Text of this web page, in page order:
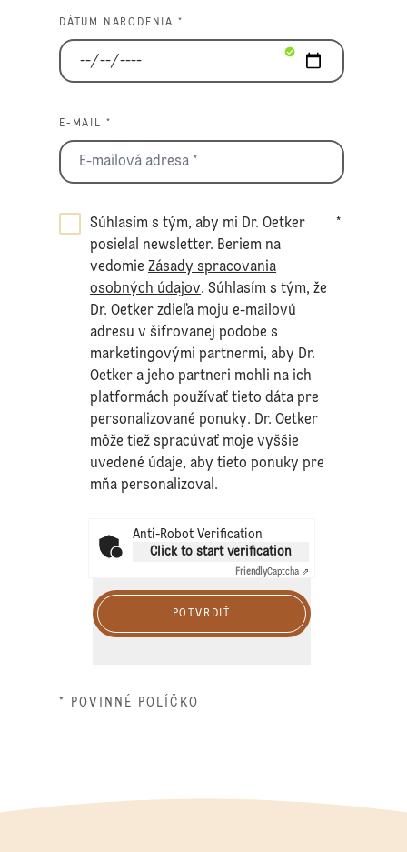
DÁTUM NARODENIA *
E-MAIL *
Súhlasím s tým, aby mi Dr. Oetker
posielal newsletter. Beriem na
vedomieZásady spracovania
osobných údajov. Súhlasím s tým, že
Dr. Oetker zdieľa moju e-mailovú
adresu v šifrovanej podobe s
marketingovými partnermi, aby Dr.
Oetker a jeho partneri mohli na ich
platformách používať tieto dáta pre
personalizované ponuky. Dr. Oetker
môže tiež spracúvať moje vyššie
uvedené údaje, aby tieto ponuky pre
mňa personalizoval.
*
Anti-Robot Verification
Click to start verification
FriendlyCaptcha ⇗
POTVRDIŤ
* POVINNÉ POLÍČKO